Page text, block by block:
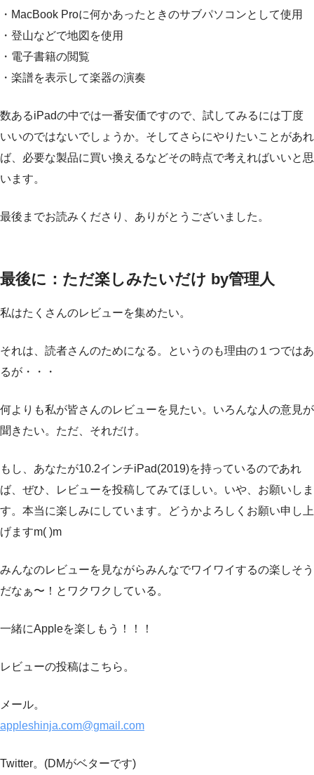
・MacBook Proに何かあったときのサブパソコンとして使用
・登山などで地図を使用
・電子書籍の閲覧
・楽譜を表示して楽器の演奏
数あるiPadの中では一番安価ですので、試してみるには丁度
いいのではないでしょうか。そしてさらにやりたいことがあれ
ば、必要な製品に買い換えるなどその時点で考えればいいと思
います。
最後までお読みくださり、ありがとうございました。
最後に：ただ楽しみたいだけ by管理人
私はたくさんのレビューを集めたい。
それは、読者さんのためになる。というのも理由の１つではあ
るが・・・
何よりも私が皆さんのレビューを見たい。いろんな人の意見が
聞きたい。ただ、それだけ。
もし、あなたが10.2インチiPad(2019)を持っているのであれ
ば、ぜひ、レビューを投稿してみてほしい。いや、お願いしま
す。本当に楽しみにしています。どうかよろしくお願い申し上
げますm( )m
みんなのレビューを見ながらみんなでワイワイするの楽しそう
だなぁ〜！とワクワクしている。
一緒にAppleを楽しもう！！！
レビューの投稿はこちら。
メール。
appleshinja.com@gmail.com
Twitter。(DMがベターです)